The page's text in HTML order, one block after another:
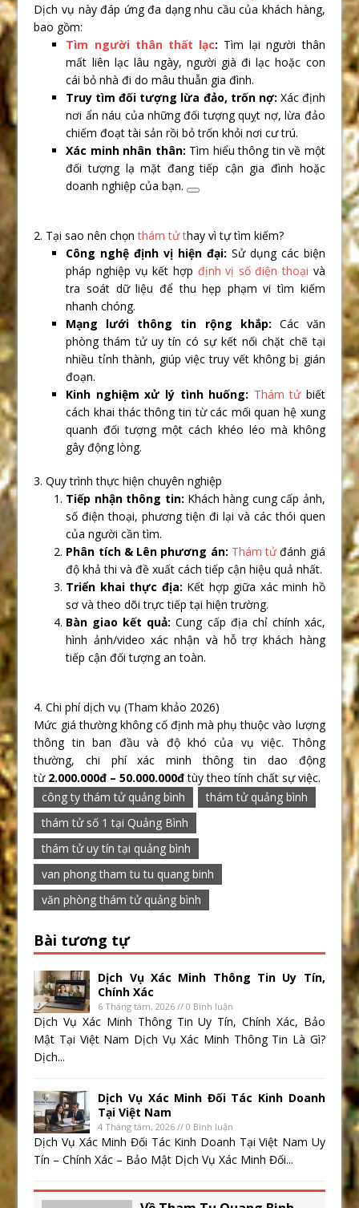
Dịch vụ này đáp ứng đa dạng nhu cầu của khách hàng,
bao gồm:
Tìm người thân thất lạc: Tìm lại người thân
mất liên lạc lâu ngày, người già đi lạc hoặc con
cái bỏ nhà đi do mâu thuẫn gia đình.
Truy tìm đối tượng lừa đảo, trốn nợ: Xác định
nơi ẩn náu của những đối tượng quỵt nợ, lừa đảo
chiếm đoạt tài sản rồi bỏ trốn khỏi nơi cư trú.
Xác minh nhân thân: Tìm hiểu thông tin về một
đối tượng lạ mặt đang tiếp cận gia đình hoặc
doanh nghiệp của bạn.
2. Tại sao nên chọn thám tử thay vì tự tìm kiếm?
Công nghệ định vị hiện đại: Sử dụng các biện
pháp nghiệp vụ kết hợp định vị số điện thoại và
tra soát dữ liệu để thu hẹp phạm vi tìm kiếm
nhanh chóng.
Mạng lưới thông tin rộng khắp: Các văn
phòng thám tử uy tín có sự kết nối chặt chẽ tại
nhiều tỉnh thành, giúp việc truy vết không bị gián
đoạn.
Kinh nghiệm xử lý tình huống: Thám tửbiết
cách khai thác thông tin từ các mối quan hệ xung
quanh đối tượng một cách khéo léo mà không
gây động lòng.
3. Quy trình thực hiện chuyên nghiệp
Tiếp nhận thông tin: Khách hàng cung cấp ảnh,
số điện thoại, phương tiện đi lại và các thói quen
của người cần tìm.
Phân tích & Lên phương án: Thám tửđánh giá
độ khả thi và đề xuất cách tiếp cận hiệu quả nhất.
Triển khai thực địa: Kết hợp giữa xác minh hồ
sơ và theo dõi trực tiếp tại hiện trường.
Bàn giao kết quả: Cung cấp địa chỉ chính xác,
hình ảnh/video xác nhận và hỗ trợ khách hàng
tiếp cận đối tượng an toàn.
4. Chi phí dịch vụ (Tham khảo 2026)
Mức giá thường không cố định mà phụ thuộc vào lượng
thông tin ban đầu và độ khó của vụ việc. Thông
thường, chi phí xác minh thông tin dao động
từ 2.000.000đ – 50.000.000đtùy theo tính chất sự việc.
công ty thám tử quảng bình
thám tử quảng bình
thám tử số 1 tại Quảng Bình
thám tử uy tín tại quảng bình
van phong tham tu tu quang binh
văn phòng thám tử quảng bình
Bài tương tự
Dịch Vụ Xác Minh Thông Tin Uy Tín,
Chính Xác
6 Tháng tám, 2026 // 0 Bình luận
Dịch Vụ Xác Minh Thông Tin Uy Tín, Chính Xác, Bảo
Mật Tại Việt Nam Dịch Vụ Xác Minh Thông Tin Là Gì?
Dịch...
Dịch Vụ Xác Minh Đối Tác Kinh Doanh
Tại Việt Nam
4 Tháng tám, 2026 // 0 Bình luận
Dịch Vụ Xác Minh Đối Tác Kinh Doanh Tại Việt Nam Uy
Tín – Chính Xác – Bảo Mật Dịch Vụ Xác Minh Đối...